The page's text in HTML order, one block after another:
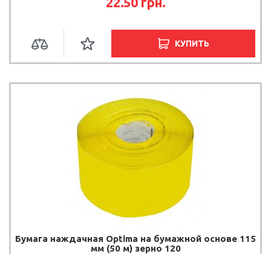
КУПИТЬ
Бумага наждачная Optima на бумажной основе 115
мм (50 м) зерно 120